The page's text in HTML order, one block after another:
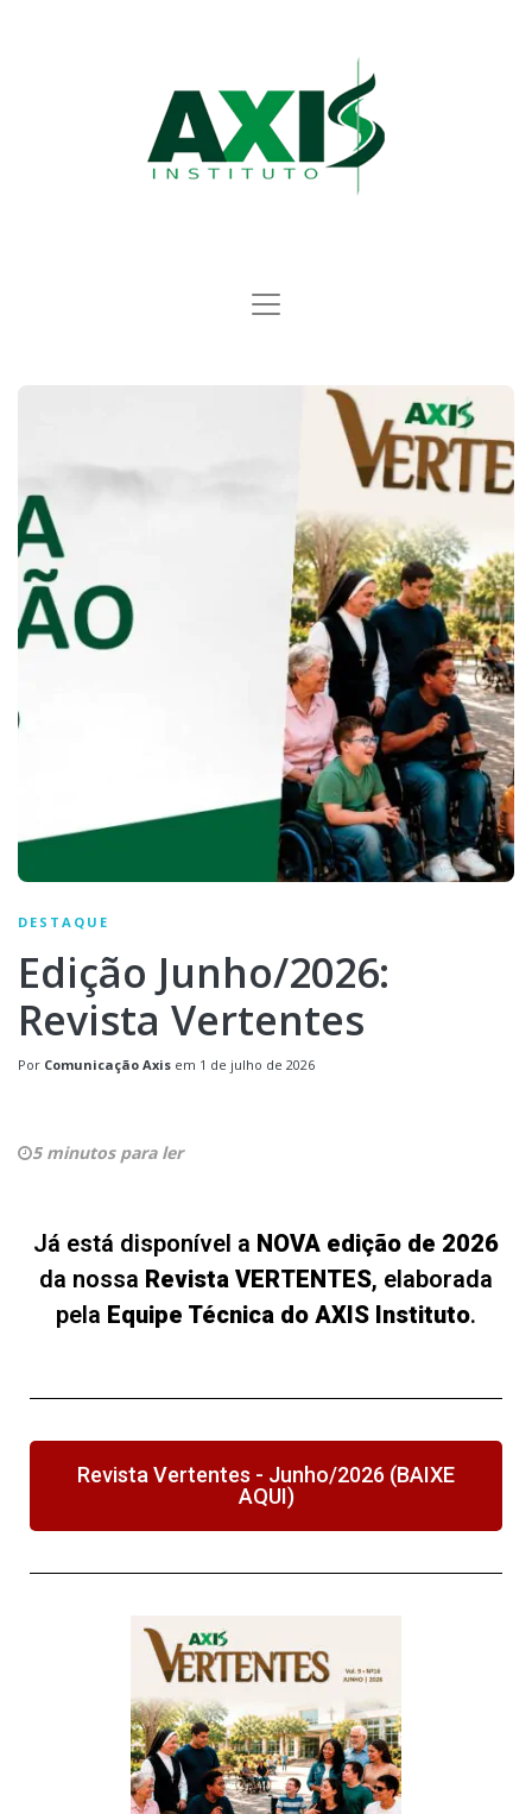
DESTAQUE
Edição Junho/2026:
Revista Vertentes
Por Comunicação Axis em 1 de julho de 2026
5 minutos para ler
Já está disponível a NOVA edição de 2026
da nossa Revista VERTENTES, elaborada
pela Equipe Técnica do AXIS Instituto.
Revista Vertentes - Junho/2026 (BAIXE
AQUI)